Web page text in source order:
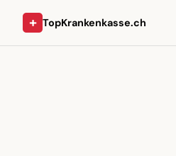
+ TopKrankenkasse.ch